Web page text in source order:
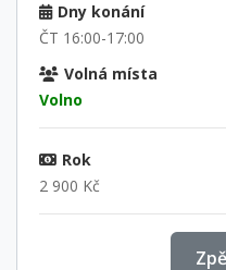
Dny konání
ČT 16:00-17:00
Volná místa
Volno
Rok
2 900 Kč